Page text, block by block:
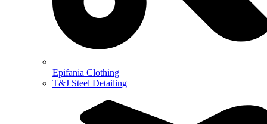
Epifania Clothing
T&J Steel Detailing